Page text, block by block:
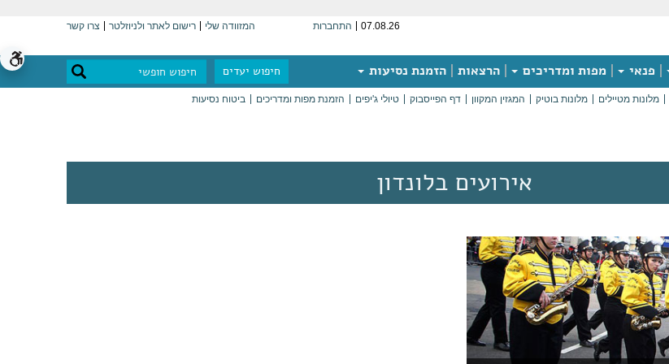
07.08.26 התחברות המזוודה שלי רישום לאתר ולניוזלטר צרו קשר
פנאי מפות ומדריכים הרצאות הזמנת נסיעות חיפוש יעדים
מלונות מטיילים מלונות בוטיק המגזין המקוון דף הפייסבוק טיולי ג'יפים הזמנת מפות ומדריכים ביטוח נסיעות
אירועים בלונדון